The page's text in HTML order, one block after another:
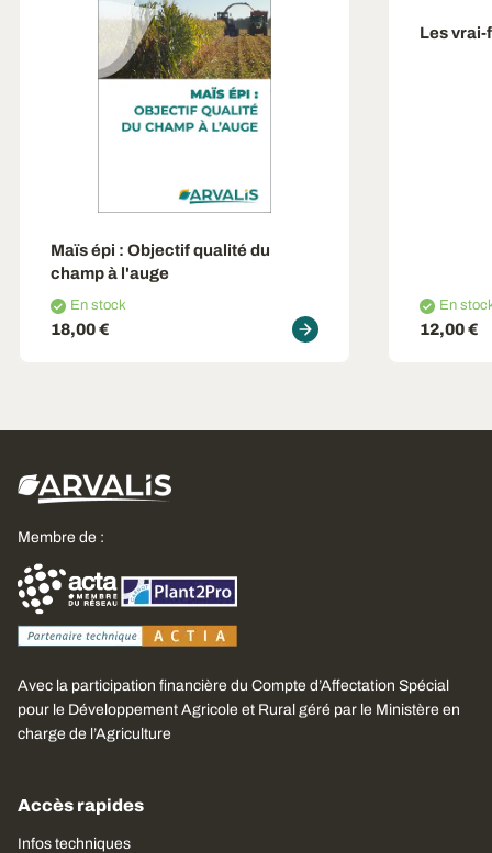
Maïs épi : Objectif qualité du
champ à l'auge
En stock
18,00 €
Les
En
12,00 €
Membre de :
Avec la participation financière du Compte d’Affectation Spécial
pour le Développement Agricole et Rural géré par le Ministère en
charge de l’Agriculture
Accès rapides
Infos techniques